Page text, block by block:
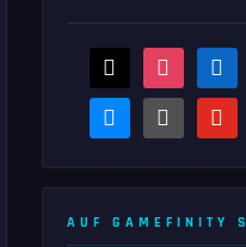
threads instagram
bluesky steam-
square
AUF GAMEFINITY